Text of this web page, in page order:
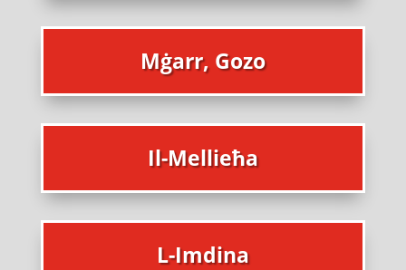
Mġarr, Gozo
Il-Mellieħa
L-Imdina